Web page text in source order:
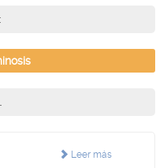
Leer más